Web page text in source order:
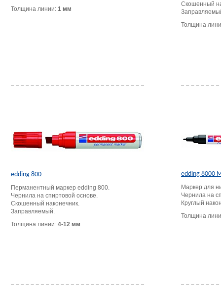
Толщина линии: 1 мм
Скошенный
Толщина
edding 800
Перманентный маркер edding 800.
Чернила на спиртовой основе.
Скошенный наконечник.
Заправляемый.
Толщина линии: 4-12 мм
edding 8000
Маркер для
Чернила на
Круглый
Толщина